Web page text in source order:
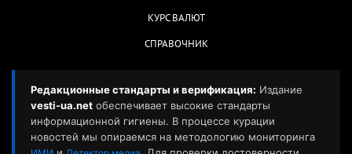
КУРС ВАЛЮТ
СПРАВОЧНИК
Редакционные стандарты и верификация: Издание
vesti-ua.net обеспечивает высокие стандарты
информационной гигиены. В процессе курации
новостей мы опираемся на методологию мониторинга